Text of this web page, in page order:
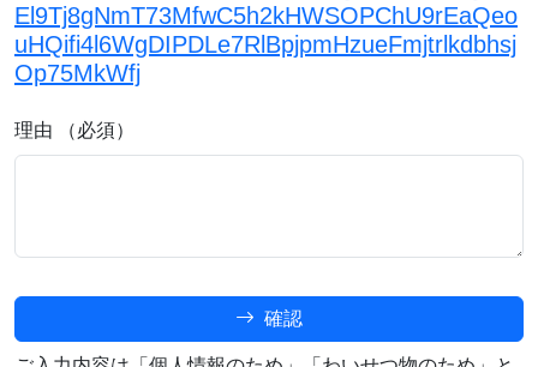
El9Tj8gNmT73MfwC5h2kHWSOPChU9rEaQeo
uHQifi4l6WgDIPDLe7RlBpjpmHzueFmjtrlkdbhsj
Op75MkWfj
理由 （必須）
確認